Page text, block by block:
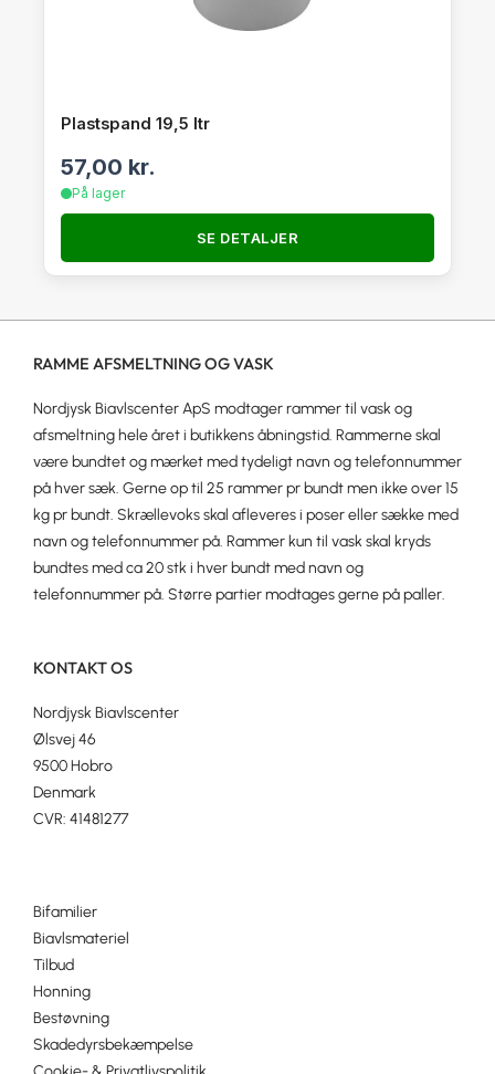
Plastspand 19,5 ltr
57,00 kr.
På lager
SE DETALJER
RAMME AFSMELTNING OG VASK
Nordjysk Biavlscenter ApS modtager rammer til vask og
afsmeltning hele året i butikkens åbningstid. Rammerne skal
være bundtet og mærket med tydeligt navn og telefonnummer
på hver sæk. Gerne op til 25 rammer pr bundt men ikke over 15
kg pr bundt. Skrællevoks skal afleveres i poser eller sække med
navn og telefonnummer på. Rammer kun til vask skal kryds
bundtes med ca 20 stk i hver bundt med navn og
telefonnummer på. Større partier modtages gerne på paller.
KONTAKT OS
Nordjysk Biavlscenter
Ølsvej 46
9500 Hobro
Denmark
CVR: 41481277
Bifamilier
Biavlsmateriel
Tilbud
Honning
Bestøvning
Skadedyrsbekæmpelse